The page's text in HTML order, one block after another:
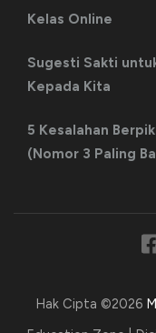
Kelas Online
Sugesti Sakti
Kepada Kita
5 Kesalahan
(Nomor 3 Paling
Hak Cipta ©2026